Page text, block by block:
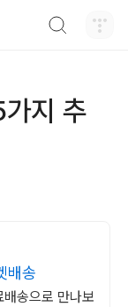
지 추
배송
송으로 만나보